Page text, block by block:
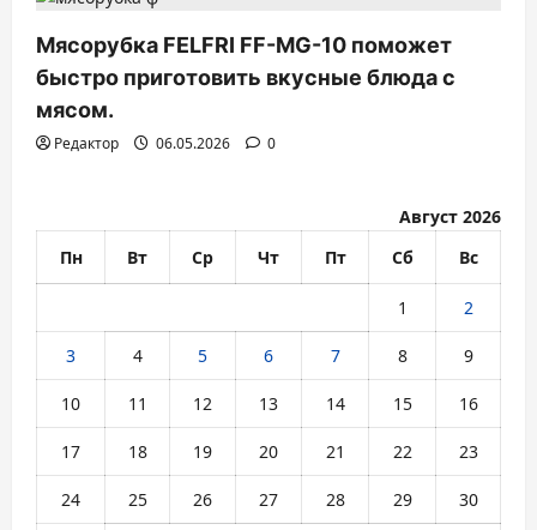
Мясорубка FELFRI FF-MG-10 поможет
быстро приготовить вкусные блюда с
мясом.
Редактор 06.05.2026 0
Август 2026
Пн
Вт Ср Чт Пт Сб Вс
1 2
3 4 5 6 7 8 9
10 11 12 13 14 15 16
17 18 19 20 21 22 23
24 25 26 27 28 29 30